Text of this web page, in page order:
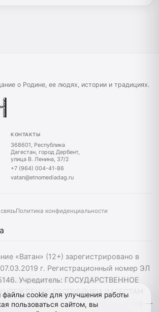
о Родине, ее людях, истории и традициях.
КОНТАКТЫ
368601, Республика
Дагестан, город Дербент,
улица В. Ленина, 37/2
+7 (964) 004-41-86
vatan@etnomediadag.ru
Политика конфиденциальности
«Ватан» (12+) зарегистрировано в
г. Регистрационный номер ЭЛ
Учредитель: ГОСУДАРСТВЕННОЕ
РЕСПУБЛИКИ ДАГЕСТАН
"ДАГЕСТАН". Главный редактор —
cookie для улучшения работы
пользоваться сайтом, вы